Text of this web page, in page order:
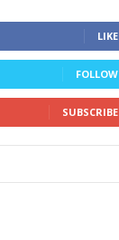
LIKE
FOLLOW
SUBSCRIBE